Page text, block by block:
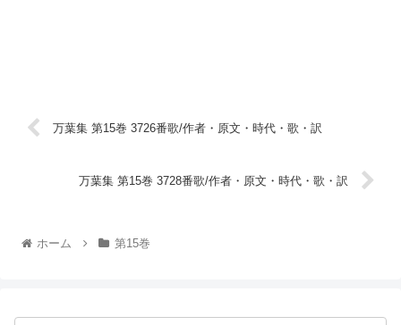
万葉集 第15巻 3726番歌/作者・原文・時代・歌・訳
万葉集 第15巻 3728番歌/作者・原文・時代・歌・訳
ホーム 第15巻